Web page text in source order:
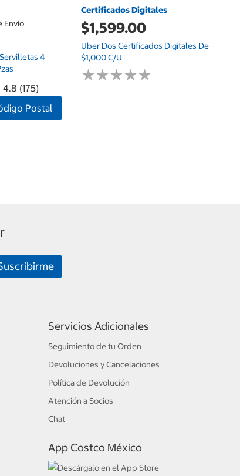
Envío
4
4.8 (175)
Postal
Certificados Digitales
$1,599.00
Uber Dos Certificados Digitales De
$1,000 C/u
★★★★★
★★★★★
Servicios Adicionales
Seguimiento de tu Orden
Devoluciones y Cancelaciones
Política de Devolución
Atención a Socios
Chat
App Costco México